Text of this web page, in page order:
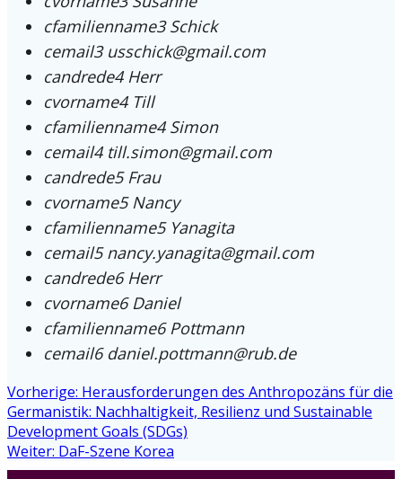
cfamilienname3 Schick
cemail3 usschick@gmail.com
candrede4 Herr
cvorname4 Till
cfamilienname4 Simon
cemail4 till.simon@gmail.com
candrede5 Frau
cvorname5 Nancy
cfamilienname5 Yanagita
cemail5 nancy.yanagita@gmail.com
candrede6 Herr
cvorname6 Daniel
cfamilienname6 Pottmann
cemail6 daniel.pottmann@rub.de
Beitragsnavigation
Vorherige: Vorheriger
Beitrag:
Herausforderungen des Anthropozäns für die
Germanistik: Nachhaltigkeit, Resilienz und Sustainable
Development Goals (SDGs)
Weiter: Nächster
Beitrag:
DaF-Szene Korea